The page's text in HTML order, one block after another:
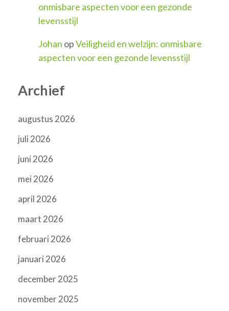
onmisbare aspecten voor een gezonde
levensstijl
Johan opVeiligheid en welzijn: onmisbare
aspecten voor een gezonde levensstijl
Archief
augustus 2026
juli 2026
juni 2026
mei 2026
april 2026
maart 2026
februari 2026
januari 2026
december 2025
november 2025